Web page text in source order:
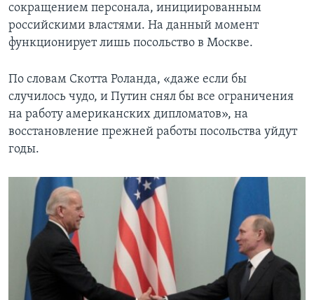
сокращением персонала, инициированным
российскими властями. На данный момент
функционирует лишь посольство в Москве.
По словам Скотта Роланда, «даже если бы
случилось чудо, и Путин снял бы все ограничения
на работу американских дипломатов», на
восстановление прежней работы посольства уйдут
годы.